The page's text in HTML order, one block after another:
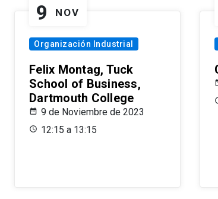
9 NOV
Organización Industrial
Felix Montag, Tuck
School of Business,
Dartmouth College
9 de Noviembre de 2023
12:15 a 13:15